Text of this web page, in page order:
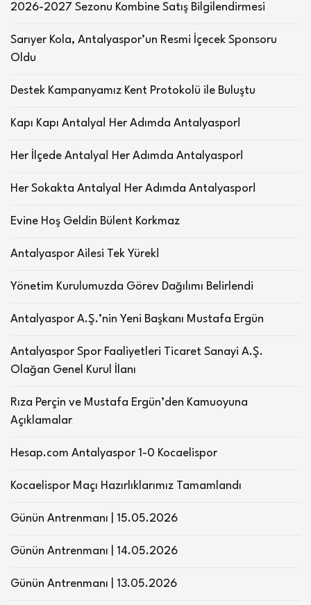
2026-2027 Sezonu Kombine Satış Bilgilendirmesi
Sarıyer Kola, Antalyaspor’un Resmi İçecek Sponsoru
Oldu
Destek Kampanyamız Kent Protokolü ile Buluştu
Kapı Kapı Antalya! Her Adımda Antalyaspor!
Her İlçede Antalya! Her Adımda Antalyaspor!
Her Sokakta Antalya! Her Adımda Antalyaspor!
Evine Hoş Geldin Bülent Korkmaz
Antalyaspor Ailesi Tek Yürek!
Yönetim Kurulumuzda Görev Dağılımı Belirlendi
Antalyaspor A.Ş.’nin Yeni Başkanı Mustafa Ergün
Antalyaspor Spor Faaliyetleri Ticaret Sanayi A.Ş.
Olağan Genel Kurul İlanı
Rıza Perçin ve Mustafa Ergün’den Kamuoyuna
Açıklamalar
Hesap.com Antalyaspor 1-0 Kocaelispor
Kocaelispor Maçı Hazırlıklarımız Tamamlandı
Günün Antrenmanı | 15.05.2026
Günün Antrenmanı | 14.05.2026
Günün Antrenmanı | 13.05.2026